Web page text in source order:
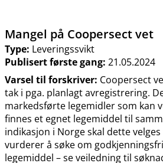
Mangel på Coopersect vet
Type: Leveringssvikt
Publisert første gang: 21.05.2024
Varsel til forskriver: Coopersect
tak i pga. planlagt avregistrering.
markedsførte legemidler som kan
finnes et egnet legemiddel til
indikasjon i Norge skal dette
vurderer å søke om
legemiddel – se veiledning til